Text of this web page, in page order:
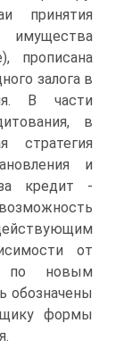
принятия
имущества
прописана
залога в
В части
в
стратегия
и
кредит -
от
по новым
обозначены
формы